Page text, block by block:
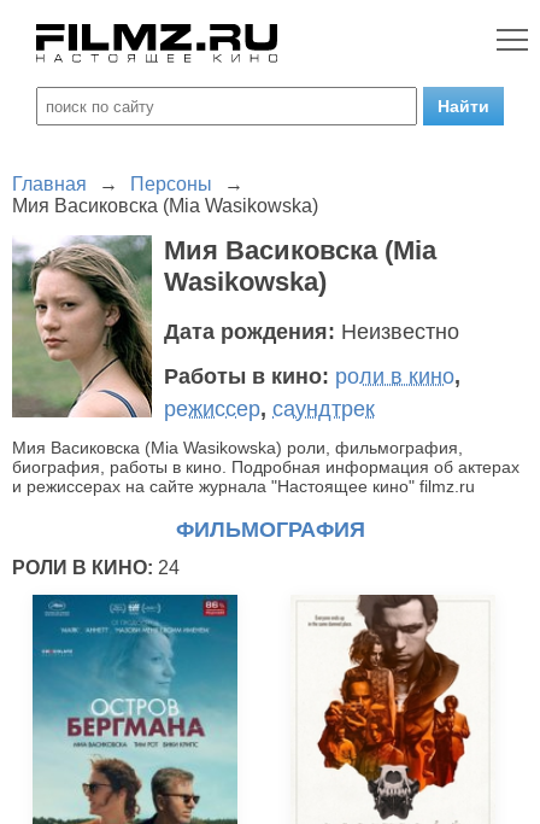
Главная → Персоны
→
Мия Васиковска (Mia Wasikowska)
Мия Васиковска (Mia
Wasikowska)
Дата рождения: Неизвестно
Работы в кино: роли в кино,
режиссер, саундтрек
Мия Васиковска (Mia Wasikowska) роли, фильмография,
биография, работы в кино. Подробная информация об актерах
и режиссерах на сайте журнала "Настоящее кино" filmz.ru
ФИЛЬМОГРАФИЯ
РОЛИ В КИНО: 24